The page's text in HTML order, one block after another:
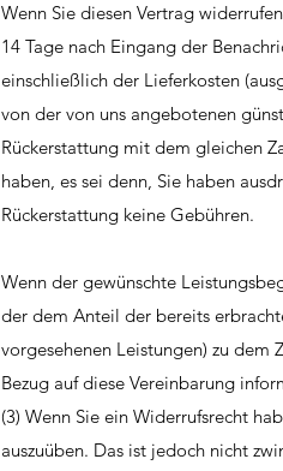
Wenn Sie diesen Vertrag
14 Tage nach Eingang der
einschließlich der Lieferkosten
von der von uns angebotenen
Rückerstattung mit dem gleichen
haben, es sei denn, Sie haben
Rückerstattung keine Gebühren.
Wenn der gewünschte
der dem Anteil der bereits
vorgesehenen Leistungen) zu dem
Bezug auf diese Vereinbarung
(3) Wenn Sie ein Widerrufsrecht
auszuüben. Das ist jedoch nicht